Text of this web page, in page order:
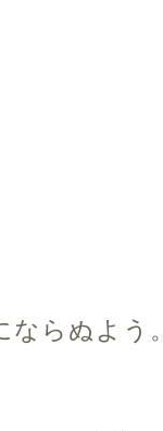
ならぬよう。